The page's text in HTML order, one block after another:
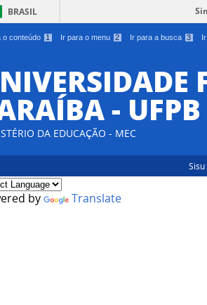
o conteúdo 1 Ir para o menu 2 Ir para a busca 3
BRASIL
- UFPB
DA EDUCAÇÃO - MEC
Sisu
by Translate